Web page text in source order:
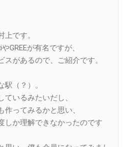
です。
GREEが有名ですが、
があるので、ご紹介です。
（？）。
いるみたいだし、
ってみるかと思い、
しか理解できなかったのです